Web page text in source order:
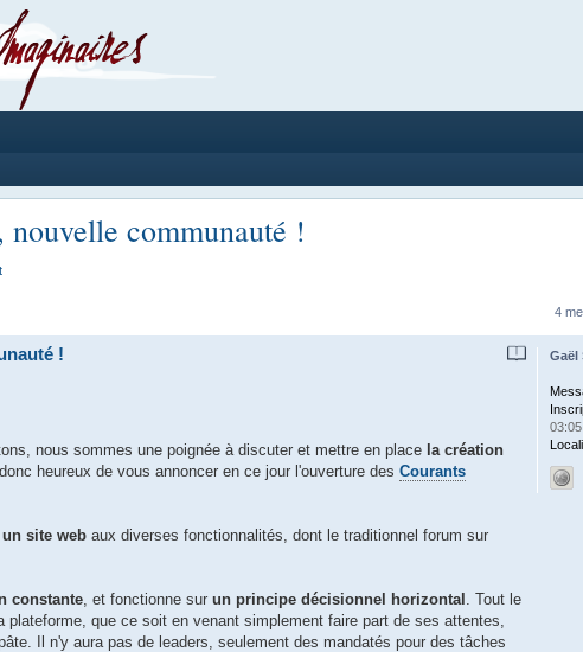
communauté !
4
!
nous sommes une poignée à discuter et mettre en place la création
heureux de vous annoncer en ce jour l'ouverture des Courants
un site web aux diverses fonctionnalités, dont le traditionnel forum sur
constante, et fonctionne sur un principe décisionnel horizontal . Tout le
que ce soit en venant simplement faire part de ses attentes,
Il n'y aura pas de leaders, seulement des mandatés pour des tâches
Gaël
03:05